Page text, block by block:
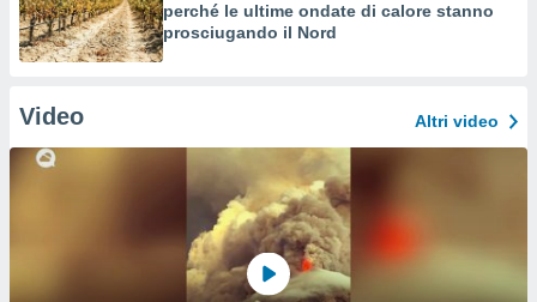
perché le ultime ondate di calore stanno
prosciugando il Nord
Video Altri video